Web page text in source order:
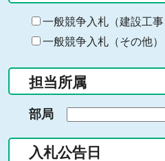
る
キ
ー
ー
入
力
一般競争入札（建設工事
一般競争入札（その他）
担当所属
部局
入札公告日